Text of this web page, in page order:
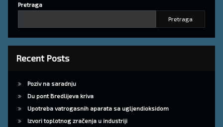
Pretraga
Pretraga
Recent Posts
Poziv na saradnju
Du pont Bredlijeva kriva
Upotreba vatrogasnih aparata sa ugljendioksidom
Izvori toplotnog zračenja u industriji